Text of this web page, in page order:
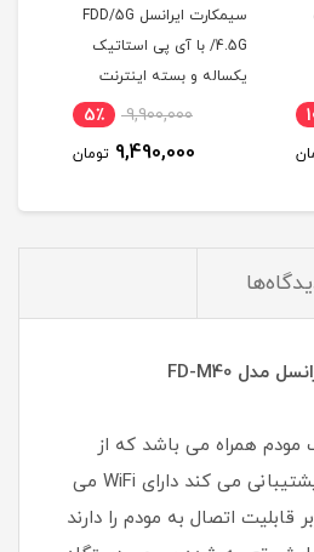
سیمکارت ایرانسل FDD/5G
/4.5G با آی پی استاتیک
یکساله و بسته اینترنت
200 گیگ یکساله
9,900,000 5٪
9,490,000 تومان
مودم همراه می باشد که از
شبکه نسل چهارم 4G پشتیبانی می کند دارای WiFi می
همزمان 25 کاربر قابلیت اتصال به مودم را دارند